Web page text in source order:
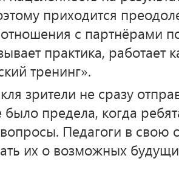
приходится
с партнёрами
практика, работает
тренинг».
зрители не сразу
было предела, когда
Педагоги в свою
их о возможных